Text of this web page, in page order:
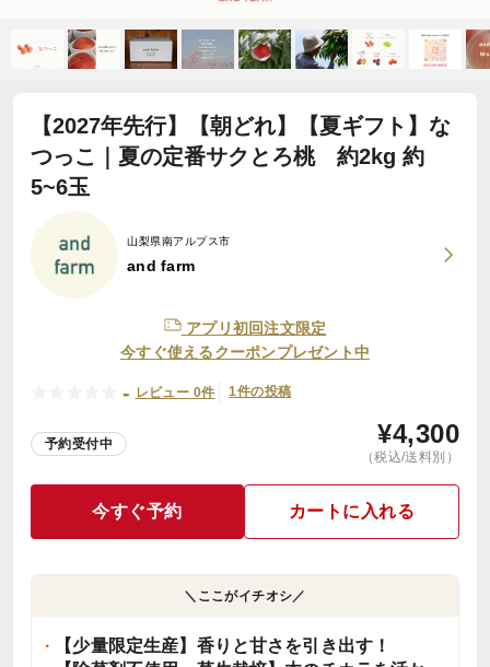
【2027年先行】【朝どれ】【夏ギフト】な
つっこ｜夏の定番サクとろ桃 約2kg 約
5~6玉
山梨県南アルプス市
and farm
アプリ初回注文限定
今すぐ使えるクーポンプレゼント中
- レビュー 0件 1件の投稿
予約受付中 ¥4,300
（税込/送料別）
今すぐ予約 カートに入れる
＼ここがイチオシ／
【少量限定生産】香りと甘さを引き出す！